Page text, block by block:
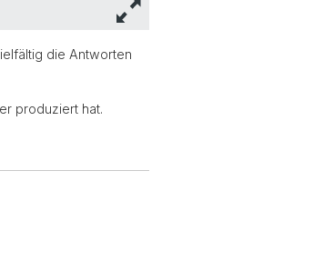
die Antworten
produziert hat.